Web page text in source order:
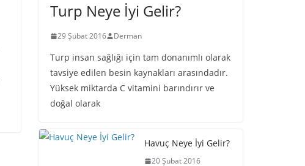
Turp Neye İyi Gelir?
29 Şubat 2016 Derman
Turp insan sağlığı için tam donanımlı olarak
tavsiye edilen besin kaynakları arasındadır.
Yüksek miktarda C vitamini barındırır ve
doğal olarak
Havuç Neye İyi Gelir?
20 Şubat 2016